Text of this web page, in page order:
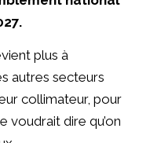
plus à
autres secteurs
collimateur, pour
voudrait dire qu’on